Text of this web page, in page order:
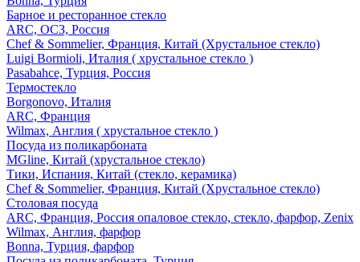
Барное и ресторанное стекло
ARC, ОСЗ, Россия
Chef & Sommelier, Франция, Китай (Хрустальное стекло)
Luigi Bormioli, Италия ( хрустальное стекло )
Pasabahce, Турция, Россия
Термостекло
Borgonovo, Италия
ARC, Франция
Wilmax, Англия ( хрустальное стекло )
Посуда из поликарбоната
MGline, Китай (хрустальное стекло)
Тики, Испания, Китай (стекло, керамика)
Chef & Sommelier, Франция, Китай (Хрустальное стекло)
Столовая посуда
ARC, Франция, Россия опаловое стекло, стекло, фарфор, Zenix
Wilmax, Англия, фарфор
Bonna, Турция, фарфор